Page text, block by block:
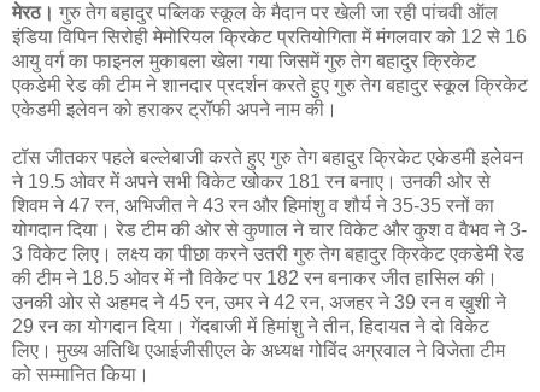
मेरठ। गुरु तेग बहादुर पब्लिक स्कूल के मैदान पर खेली जा रही पांचवी ऑल
इंडिया विपिन सिरोही मेमोरियल क्रिकेट प्रतियोगिता में मंगलवार को 12 से 16
आयु वर्ग का फाइनल मुकाबला खेला गया जिसमें गुरु तेग बहादुर क्रिकेट
एकडेमी रेड की टीम ने शानदार प्रदर्शन करते हुए गुरु तेग बहादुर स्कूल क्रिकेट
एकेडमी इलेवन को हराकर ट्रॉफी अपने नाम की।
टॉस जीतकर पहले बल्लेबाजी करते हुए गुरु तेग बहादुर क्रिकेट एकेडमी इलेवन
ने 19.5 ओवर में अपने सभी विकेट खोकर 181 रन बनाए। उनकी ओर से
शिवम ने 47 रन, अभिजीत ने 43 रन और हिमांशु व शौर्य ने 35-35 रनों का
योगदान दिया। रेड टीम की ओर से कुणाल ने चार विकेट और कुश व वैभव ने 3-
3 विकेट लिए। लक्ष्य का पीछा करने उतरी गुरु तेग बहादुर क्रिकेट एकडेमी रेड
की टीम ने 18.5 ओवर में नौ विकेट पर 182 रन बनाकर जीत हासिल की।
उनकी ओर से अहमद ने 45 रन, उमर ने 42 रन, अजहर ने 39 रन व खुशी ने
29 रन का योगदान दिया। गेंदबाजी में हिमांशु ने तीन, हिदायत ने दो विकेट
लिए। मुख्य अतिथि एआईजीसीएल के अध्यक्ष गोविंद अग्रवाल ने विजेता टीम
को सम्मानित किया।